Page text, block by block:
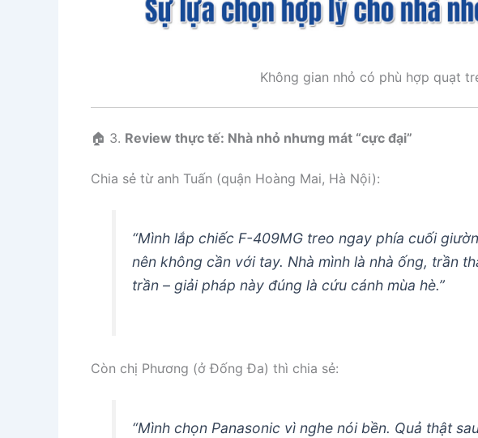
Không gian nhỏ có phù hợp quạt
🏠 3. Review thực tế: Nhà nhỏ nhưng mát “cực đại”
Chia sẻ từ anh Tuấn (quận Hoàng Mai, Hà Nội):
“Mình lắp chiếc F-409MG treo ngay phía cuối
nên không cần với tay. Nhà mình là nhà ống, trần
trần – giải pháp này đúng là cứu cánh mùa hè.”
Còn chị Phương (ở Đống Đa) thì chia sẻ:
“Mình chọn Panasonic vì nghe nói bền. Quả thật